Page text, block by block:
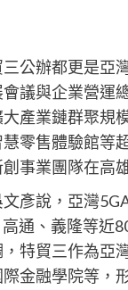
三公辦都更是
議與企業營運
產業鏈群聚規
零售體驗館等
事業團隊在高
彥說，亞灣
通、義隆等近
特貿三作為亞
金融學院等，